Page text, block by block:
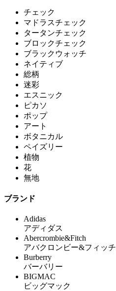
チェック
マドラスチェック
タータンチェック
ブロックチェック
ブラックウォッチ
ネイティブ
総柄
迷彩
エスニック
ピカソ
ポップ
アート
ボタニカル
ペイズリー
植物
花
無地
ブランド
Adidas
アディダス
Abercrombie&Fitch
アバクロンビー&フィッチ
Burberry
バーバリー
BIGMAC
ビッグマック